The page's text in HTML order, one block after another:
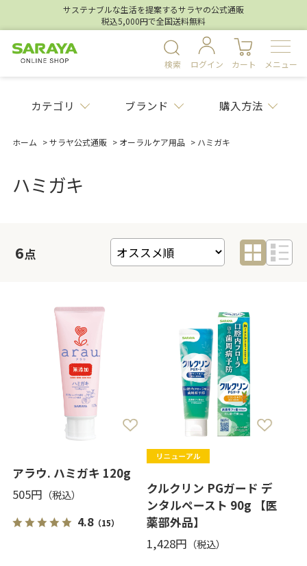
サステナブルな生活を提案するサラヤの公式通販
税込5,000円で全国送料無料
検索 ログイン カート メニュー
カテゴリ ブランド 購入方法
ホーム >サラヤ公式通販 > オーラルケア用品 > ハミガキ
ハミガキ
6
アラウ. ハミガキ 120g
505円
4.8（15）
クルクリン PGガード デ
ンタルペースト 90g 【医
薬部外品】
1,428円